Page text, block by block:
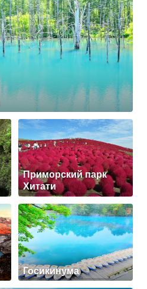
Приморский парк
Хитати
Госикинума